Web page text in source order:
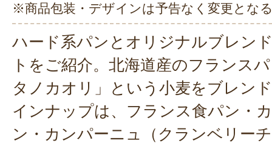
※商品包装・デザインは予告なく変更とな
ハード系パンとオリジナルブレン
トをご紹介。北海道産のフランス
タノカオリ」という小麦をブレン
インナップは、フランス食パン・
ン・カンパーニュ（クランベリー